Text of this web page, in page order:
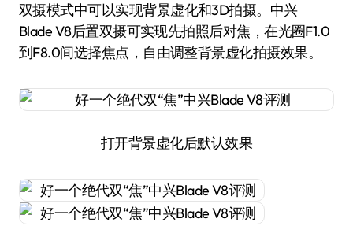
双摄模式中可以实现背景虚化和3D拍摄。中兴
Blade V8后置双摄可实现先拍照后对焦，在光圈F1.0
到F8.0间选择焦点，自由调整背景虚化拍摄效果。
打开背景虚化后默认效果